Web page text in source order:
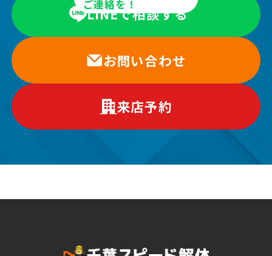
ご連絡を！
LINEで相談する
お問い合わせ
来店予約